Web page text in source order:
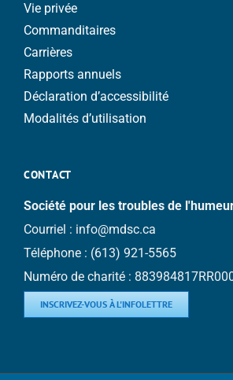
Vie privée
Commanditaires
Carrières
Rapports annuels
Déclaration d’accessibilité
Modalités d’utilisation
CONTACT
Société pour les troubles de
Courriel : info@mdsc.ca
Téléphone : (613) 921-5565
Numéro de charité :
INSCRIVEZ-VOUS À L'INFOLETTRE